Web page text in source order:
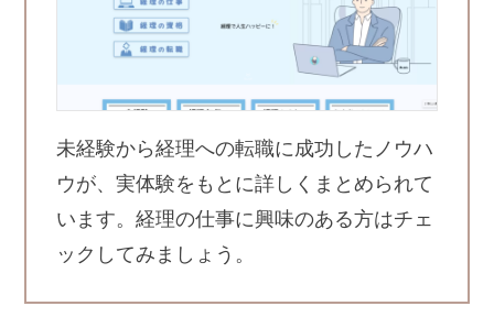
未経験から経理への転職に成功したノウハ
ウが、実体験をもとに詳しくまとめられて
います。経理の仕事に興味のある方はチェ
ックしてみましょう。